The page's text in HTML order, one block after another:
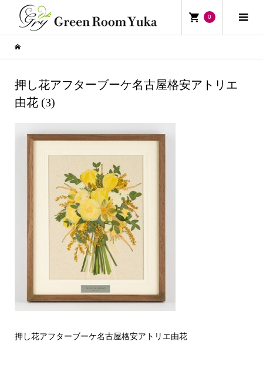
0
押し花アフターブーケ名古屋格安アトリエ
由花 (3)
押し花アフターブーケ名古屋格安アトリエ由花